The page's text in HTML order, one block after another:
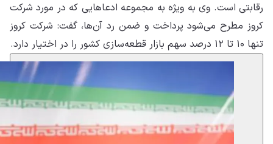
رقابتی است. وی به ویژه به مجموعه ادعاهایی که در مورد شرکت
کروز مطرح می‌شود پرداخت و ضمن رد آن‌ها، گفت: شرکت کروز
تنها ۱۰ تا ۱۲ درصد سهم بازار قطعه‌سازی کشور را در اختیار دارد.